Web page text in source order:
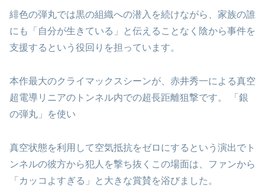
緋色の弾丸では黒の組織への潜入を続けながら、家族の誰
にも「自分が生きている」と伝えることなく陰から事件を
支援するという役回りを担っています。
本作最大のクライマックスシーンが、赤井秀一による真空
超電導リニアのトンネル内での超長距離狙撃です。 「銀
の弾丸」を使い
真空状態を利用して空気抵抗をゼロにするという演出でト
ンネルの彼方から犯人を撃ち抜くこの場面は、ファンから
「カッコよすぎる」と大きな賞賛を浴びました。